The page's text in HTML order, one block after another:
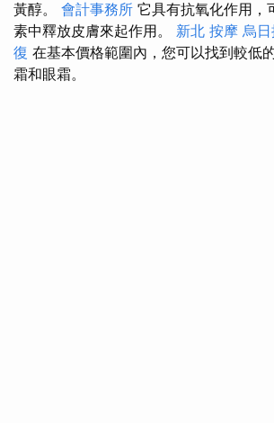
黃醇。 會計事務所 它具有抗氧化作用，
素中釋放皮膚來起作用。 新北 按摩 烏
復 在基本價格範圍內，您可以找到較低
霜和眼霜。